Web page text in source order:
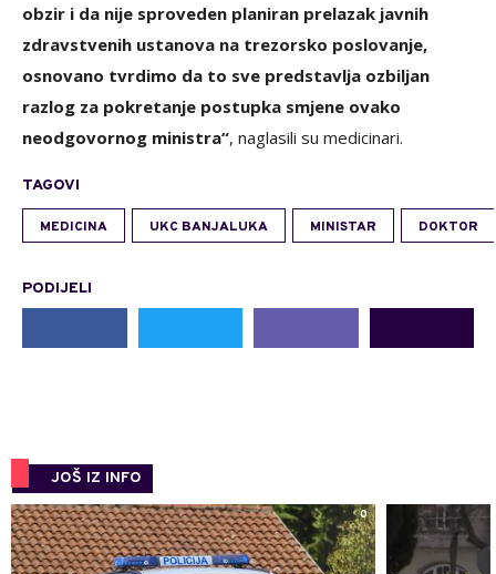
obzir i da nije sproveden planiran prelazak javnih
zdravstvenih ustanova na trezorsko poslovanje,
osnovano tvrdimo da to sve predstavlja ozbiljan
razlog za pokretanje postupka smjene ovako
neodgovornog ministra“, naglasili su medicinari.
TAGOVI
MEDICINA UKC BANJALUKA MINISTAR DOKTOR
PODIJELI
JOŠ IZ INFO
0